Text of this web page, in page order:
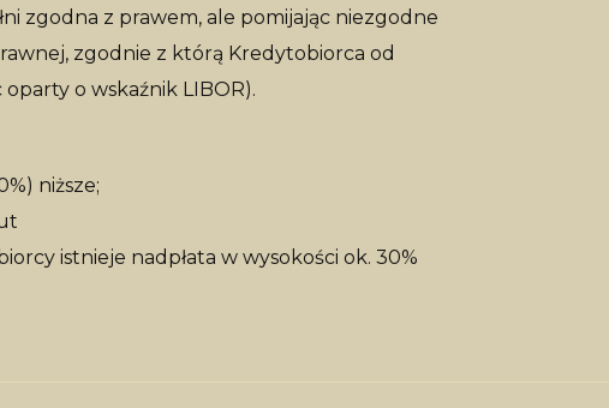
zgodna z prawem, ale pomijając niezgodne
zgodnie z którą Kredytobiorca od
o wskaźnik LIBOR).
niższe;
istnieje nadpłata w wysokości ok. 30%